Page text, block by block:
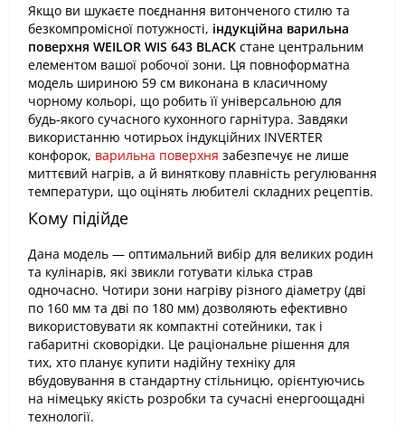
Якщо ви шукаєте поєднання витонченого стилю та
безкомпромісної потужності, індукційна варильна
поверхня WEILOR WIS 643 BLACK стане центральним
елементом вашої робочої зони. Ця повноформатна
модель шириною 59 см виконана в класичному
чорному кольорі, що робить її універсальною для
будь-якого сучасного кухонного гарнітура. Завдяки
використанню чотирьох індукційних INVERTER
конфорок, варильна поверхня забезпечує не лише
миттєвий нагрів, а й виняткову плавність регулювання
температури, що оцінять любителі складних рецептів.
Кому підійде
Дана модель — оптимальний вибір для великих родин
та кулінарів, які звикли готувати кілька страв
одночасно. Чотири зони нагріву різного діаметру (дві
по 160 мм та дві по 180 мм) дозволяють ефективно
використовувати як компактні сотейники, так і
габаритні сковорідки. Це раціональне рішення для
тих, хто планує купити надійну техніку для
вбудовування в стандартну стільницю, орієнтуючись
на німецьку якість розробки та сучасні енергоощадні
технології.